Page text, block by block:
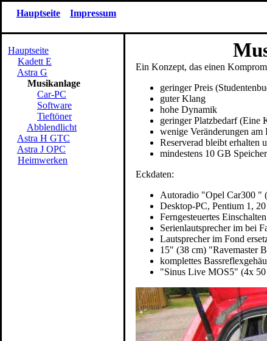
Hauptseite Impressum
Hauptseite
Kadett E
Astra G
Musikanlage
Car-PC
Software
Tieftöner
Abblendlicht
Astra H GTC
Astra J OPC
Heimwerken
Ein Konzept, das einen
geringer Preis
guter Klang
hohe Dynamik
geringer Platzbedarf (Eine
wenige Veränderungen
Reserverad bleibt erhalten
mindestens 10 GB
Eckdaten:
Autoradio "Opel Car300 "
Desktop-PC, Pentium 1,
Ferngesteuertes
Serienlautsprecher im bei
Lautsprecher im Fond
15" (38 cm) "Ravemaster
komplettes
"Sinus Live MOS5" (4x 50